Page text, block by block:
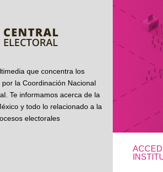
que concentra los
la Coordinación Nacional
Te informamos acerca de la
y todo lo relacionado a la
electorales